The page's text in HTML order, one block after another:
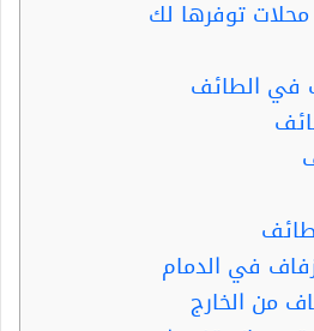
بالجملة في جده .. 3 محلات توفرها لك
في الطائف
في الدمام
من الخارج